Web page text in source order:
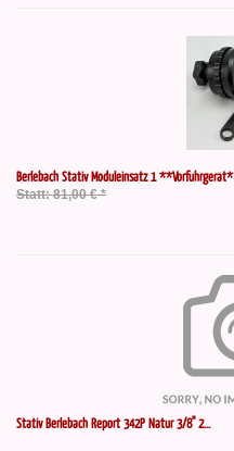
Berlebach Stativ Moduleinsatz 1 **Vorführgerät*
Statt: 81,00 € *
Stativ Berlebach Report 342P Natur 3/8" 2...